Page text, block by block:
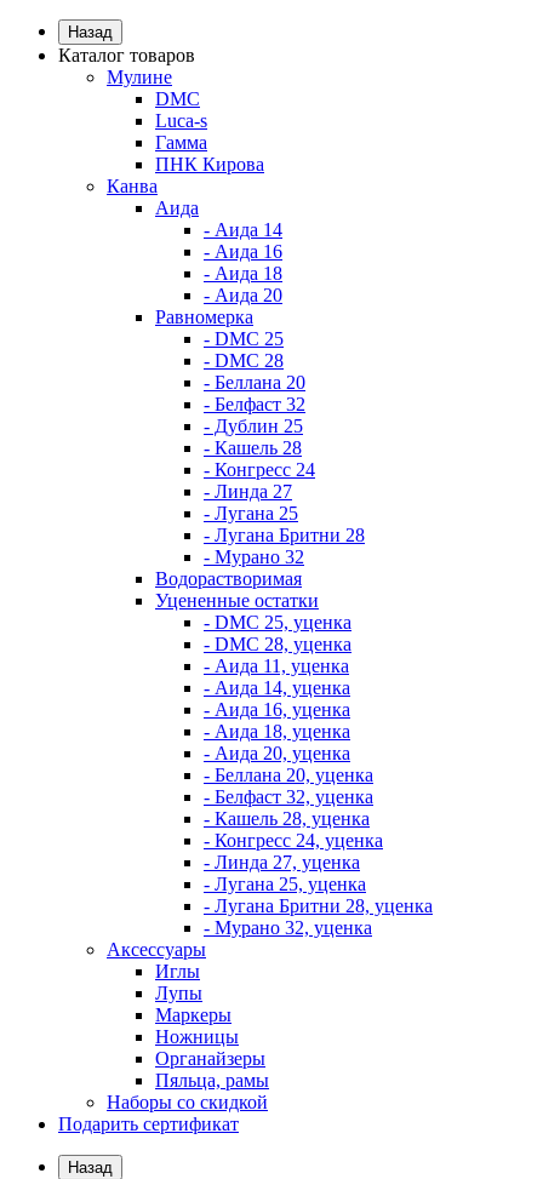
Назад
Каталог товаров
Мулине
DMC
Luca-s
Гамма
ПНК Кирова
Канва
Аида
- Аида 14
- Аида 16
- Аида 18
- Аида 20
Равномерка
- DMC 25
- DMC 28
- Беллана 20
- Белфаст 32
- Дублин 25
- Кашель 28
- Конгресс 24
- Линда 27
- Лугана 25
- Лугана Бритни 28
- Мурано 32
Водорастворимая
Уцененные остатки
- DMC 25, уценка
- DMC 28, уценка
- Аида 11, уценка
- Аида 14, уценка
- Аида 16, уценка
- Аида 18, уценка
- Аида 20, уценка
- Беллана 20, уценка
- Белфаст 32, уценка
- Кашель 28, уценка
- Конгресс 24, уценка
- Линда 27, уценка
- Лугана 25, уценка
- Лугана Бритни 28, уценка
- Мурано 32, уценка
Аксессуары
Иглы
Лупы
Маркеры
Ножницы
Органайзеры
Пяльца, рамы
Наборы со скидкой
Подарить сертификат
Назад